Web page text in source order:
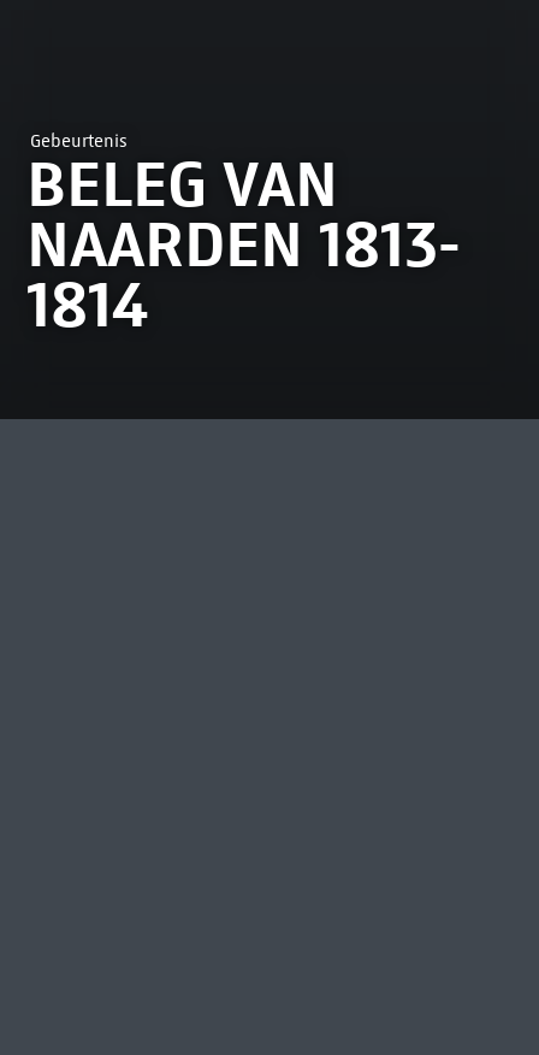
Gebeurtenis
BELEG VAN
NAARDEN 1813-
1814